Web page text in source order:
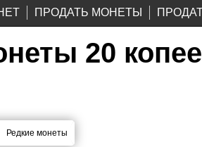
ПРОДАТЬ МОНЕТЫ
20
Редкие монеты